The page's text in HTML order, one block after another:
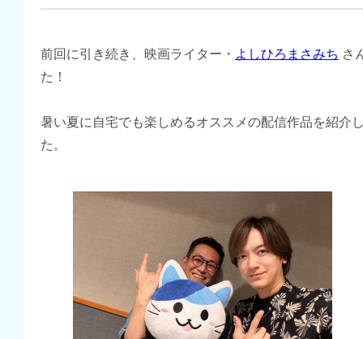
前回に引き続き、映画ライター・ よしひろまさみち さ
た！
暑い夏に自宅でも楽しめるオススメの配信作品を紹介
た。